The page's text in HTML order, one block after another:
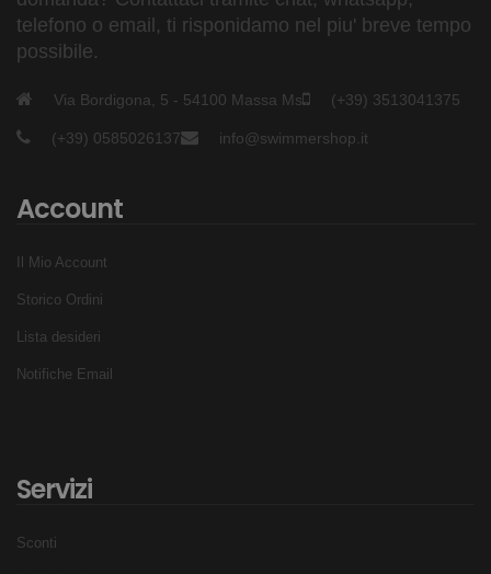
telefono o email, ti risponidamo nel piu' breve tempo
possibile.
Via Bordigona, 5 - 54100 Massa Ms (+39) 3513041375
(+39) 0585026137 info@swimmershop.it
Account
Il Mio Account
Storico Ordini
Lista desideri
Notifiche Email
Servizi
Sconti